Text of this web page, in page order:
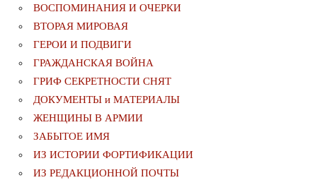
ВОСПОМИНАНИЯ И ОЧЕРКИ
ВТОРАЯ МИРОВАЯ
ГЕРОИ И ПОДВИГИ
ГРАЖДАНСКАЯ ВОЙНА
ГРИФ СЕКРЕТНОСТИ СНЯТ
ДОКУМЕНТЫ и МАТЕРИАЛЫ
ЖЕНЩИНЫ В АРМИИ
ЗАБЫТОЕ ИМЯ
ИЗ ИСТОРИИ ФОРТИФИКАЦИИ
ИЗ РЕДАКЦИОННОЙ ПОЧТЫ